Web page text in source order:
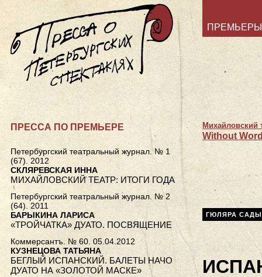
ПРЕМЬЕРЫ
Михайловский
Without
ГЮЛЯРА
ПРЕССА ПО ПРЕМЬЕРЕ
Петербургский театральный журнал. № 1
(67). 2012
СКЛЯРЕВСКАЯ ИННА
МИХАЙЛОВСКИЙ ТЕАТР: ИТОГИ ГОДА
Петербургский театральный журнал. № 2
(64). 2011
БАРЫКИНА ЛАРИСА
«ТРОЙЧАТКА» ДУАТО. ПОСВЯЩЕНИЕ
Коммерсантъ. № 60. 05.04.2012
КУЗНЕЦОВА ТАТЬЯНА
БЕГЛЫЙ ИСПАНСКИЙ. БАЛЕТЫ НАЧО
ДУАТО НА «ЗОЛОТОЙ МАСКЕ»